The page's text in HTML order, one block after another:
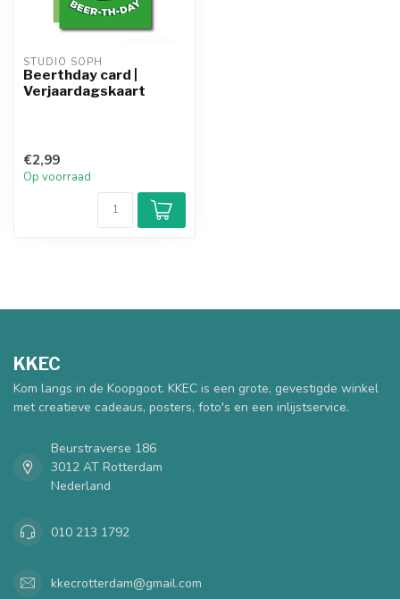
STUDIO SOPH
Beerthday card |
Verjaardagskaart
€2,99
Op voorraad
KKEC
Kom langs in de Koopgoot. KKEC is een grote, gevestigde winkel
met creatieve cadeaus, posters, foto's en een inlijstservice.
Beurstraverse 186
3012 AT Rotterdam
Nederland
010 213 1792
kkecrotterdam@gmail.com